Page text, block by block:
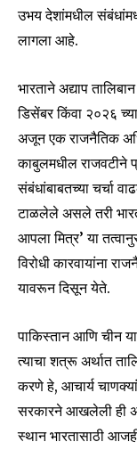
उभय देशांमधील
लागला आहे.
भारताने अद्याप
डिसेंबर किंवा २०२६ च्या
अजून एक राजनैतिक
काबुलमधील राजवटीने
संबंधांबाबतच्या चर्चा
टाळलेले असले तरी
आपला मित्र’ या
विरोधी कारवायांना
यावरून दिसून येते.
पाकिस्तान आणि चीन
त्याचा शत्रू अर्थात
करणे हे, आचार्य
सरकारने आखलेली ही
स्थान भारतासाठी